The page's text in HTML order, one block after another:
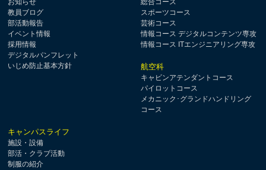
お知らせ
教員ブログ
部活動報告
イベント情報
採用情報
デジタルパンフレット
いじめ防止基本方針
総合コース
スポーツコース
芸術コース
情報コース デジタルコンテンツ専攻
情報コース ITエンジニアリング専攻
航空科
キャビンアテンダントコース
パイロットコース
メカニック･グランドハンドリング
コース
キャンパスライフ
施設・設備
部活・クラブ活動
制服の紹介